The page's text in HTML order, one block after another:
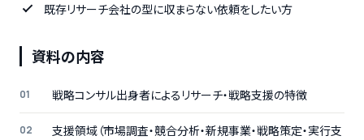
既存リサーチ会社の型に収まらない依頼をしたい方
資料の内容
戦略コンサル出身者によるリサーチ・戦略支援の特徴
支援領域（市場調査・競合分析・新規事業・戦略策定・実行支